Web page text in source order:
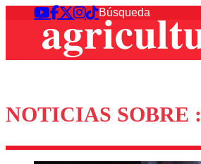
NOTICIAS SOBRE :